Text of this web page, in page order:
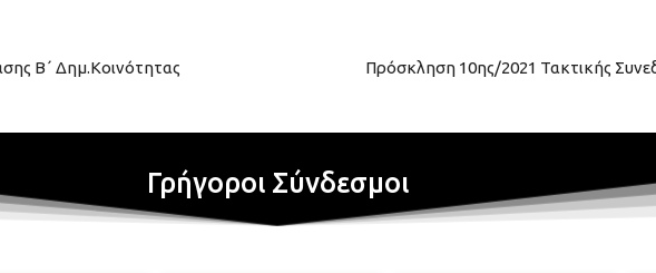
Β΄ Δημ.Κοινότητας Πρόσκληση 10ης/2021 Τακτικής
Γρήγοροι Σύνδεσμοι